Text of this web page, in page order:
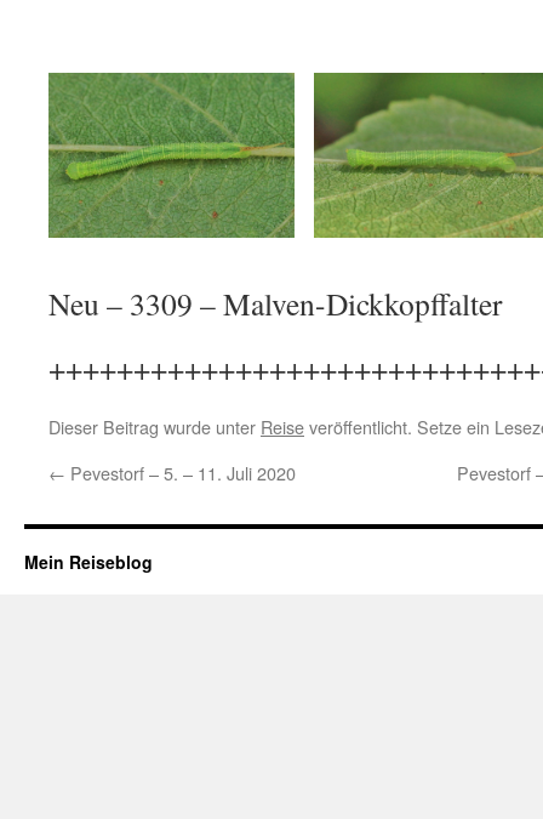
Neu – 3309 – Malven-Dickkopffalter
Dieser Beitrag wurde unter Reiseveröffentlicht. Setze ein
← Pevestorf – 5. – 11. Juli 2020 Pevestorf
Mein Reiseblog